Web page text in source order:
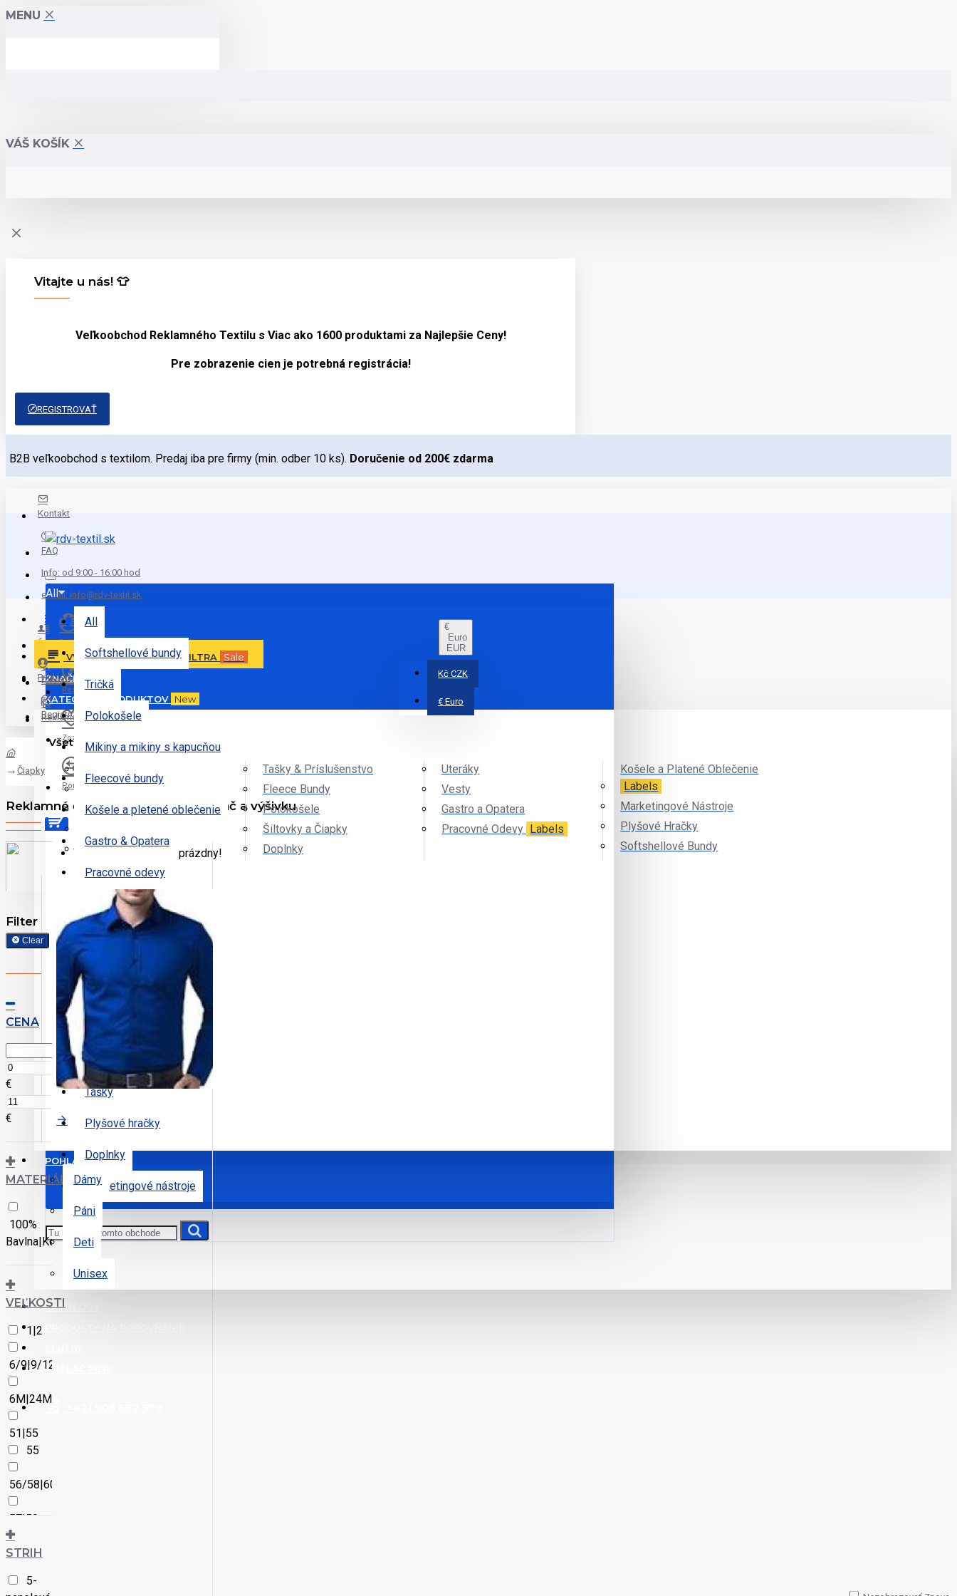
MENU
VÁŠ KOŠÍK
Vitajte u nás! 👕
Veľkoobchod Reklamného Textilu s Viac ako 1600 produktami za Najlepšie Ceny!
Pre zobrazenie cien je potrebná registrácia!
REGISTROVAŤ
B2B veľkoobchod s textilom. Predaj iba pre firmy (min. odber 10 ks). Doručenie od 200€ zdarma
Kontakt
FAQ
Info: od 9:00 - 16:00 hod
e mail: info@rdv-textil.sk
€
Euro
EUR
Kč CZK
€ Euro
Ďalšie ponuky
Doručenie
Reklamácie
All
All
Softshellové bundy
Tričká
Polokošele
Mikiny a mikiny s kapucňou
Fleecové bundy
Košele a pletené oblečenie
Gastro & Opatera
Pracovné odevy
Športové odevy
Nohavice
Vesty bez rukávov
Bundy a vetrovky
Čiapky
Uteráky
Tašky
Plyšové hračky
Doplnky
Marketingové nástroje
Prihlásiť
Registrovať
Zoznam želaní
Porovnať
Váš nákupný košík je prázdny!
Menu
VYHĽADÁVANIE PODĽA FILTRA
Sale
ZNAČKY
KATEGÓRIE PRODUKTOV
New
Všetky Kategórie
Sportové Odevy
Mikiny
Bundy Unlimited
Tašky & Príslušenstvo
Fleece Bundy
Polokošele
Šiltovky a Čiapky
Doplnky
Uteráky
Vesty
Gastro a Opatera
Pracovné Odevy Labels
Košele a Platené Oblečenie
Labels
Marketingové Nástroje
Plyšové Hračky
Softshellové Bundy
POHLAVIE
Dámy
Páni
Deti
Unisex
KATALÓGY
POTLAČ PIER
Prihlásiť
Registrovať
Čiapky
Reklamné čiapky a šiltovky na potlač a výšivku
Filter
Clear
CENA
€
€
MATERIÁL
100%
Bavlna|Keper
VEĽKOSTI
1|2
6/9|9/12
6M|24M
51|55
55
56/58|60/62
57|59
STRIH
5-